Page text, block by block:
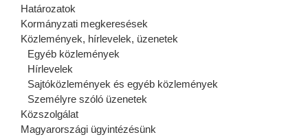
Határozatok
Kormányzati megkeresések
Közlemények, hírlevelek, üzenetek
Egyéb közlemények
Hírlevelek
Sajtóközlemények és egyéb közlemények
Személyre szóló üzenetek
Közszolgálat
Magyarországi ügyintézésünk